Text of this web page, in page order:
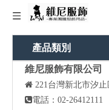
產品類別
維尼服飾有限公司
 221台灣新北市汐
電話：02-26412111